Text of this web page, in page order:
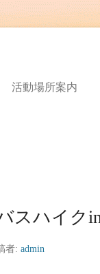
活動場所案内
スハイク
者: admin